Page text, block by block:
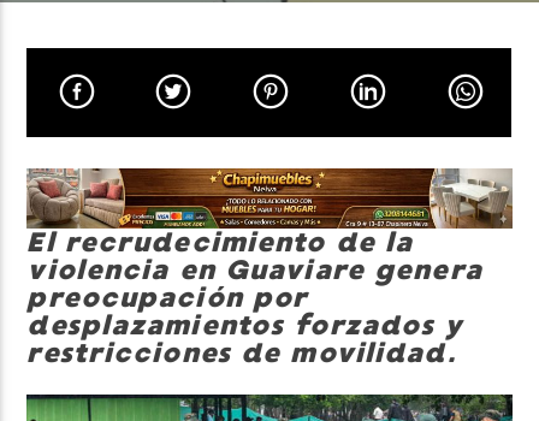
Neiva Estereo
El recrudecimiento de la
violencia en Guaviare genera
preocupación por
desplazamientos forzados y
restricciones de movilidad.